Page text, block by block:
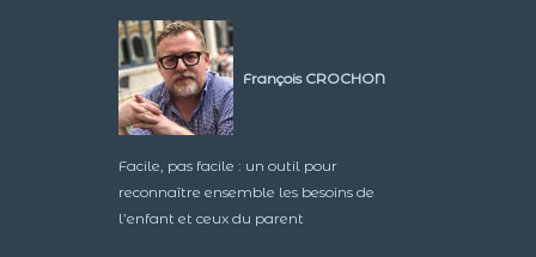
François CROCHON
Facile, pas facile : un outil pour
reconnaître ensemble les besoins de
l’enfant et ceux du parent